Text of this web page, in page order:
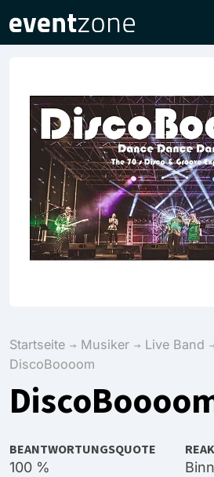
Startseite Musiker Live Band
DiscoBoooom
BEANTWORTUNGSQUOTE
100 %